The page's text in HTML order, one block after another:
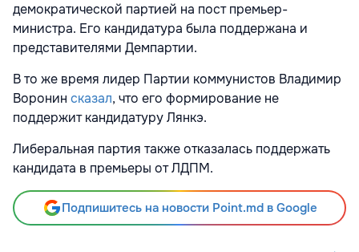
демократической партией на пост премьер-
министра. Его кандидатура была поддержана и
представителями Демпартии.
В то же время лидер Партии коммунистов Владимир
Воронин сказал, что его формирование не
поддержит кандидатуру Лянкэ.
Либеральная партия также отказалась поддержать
кандидата в премьеры от ЛДПМ.
Подпишитесь на новости Point.md в Google